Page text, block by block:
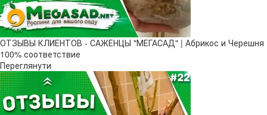
ОТЗЫВЫ КЛИЕНТОВ - САЖЕНЦЫ "МЕГАСАД" | Абрикос и Черешня
100% соответствие
Переглянути